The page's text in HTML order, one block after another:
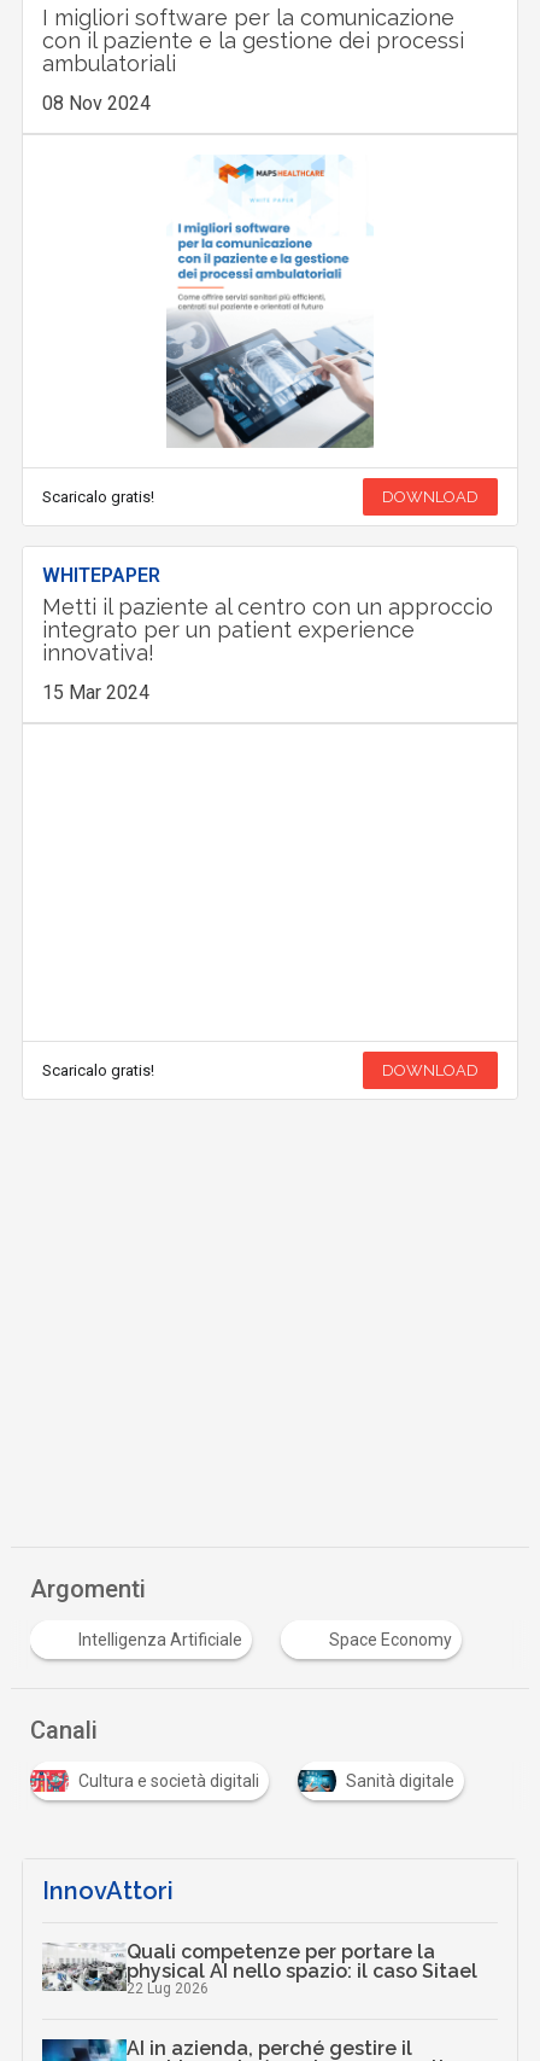
I migliori software per la comunicazione
con il paziente e la gestione dei processi
ambulatoriali
08 Nov 2024
Scaricalo gratis! DOWNLOAD
WHITEPAPER
Metti il paziente al centro con un approccio
integrato per un patient experience
innovativa!
15 Mar 2024
Scaricalo gratis! DOWNLOAD
Argomenti
Intelligenza Artificiale Space Economy
Canali
Cultura e società digitali Sanità digitale
InnovAttori
Quali competenze per portare la
physical AI nello spazio: il caso Sitael
22 Lug 2026
AI in azienda, perché gestire il